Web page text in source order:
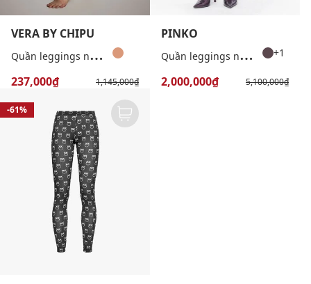
VERA BY CHIPU
Q
uần leggings nữ seamfree trơn
237,000₫ 1,145,000₫
PINKO
Q
uần leggings nữ hoạ tiết Ginseng +1
2,000,000₫ 5,100,000₫
-61%